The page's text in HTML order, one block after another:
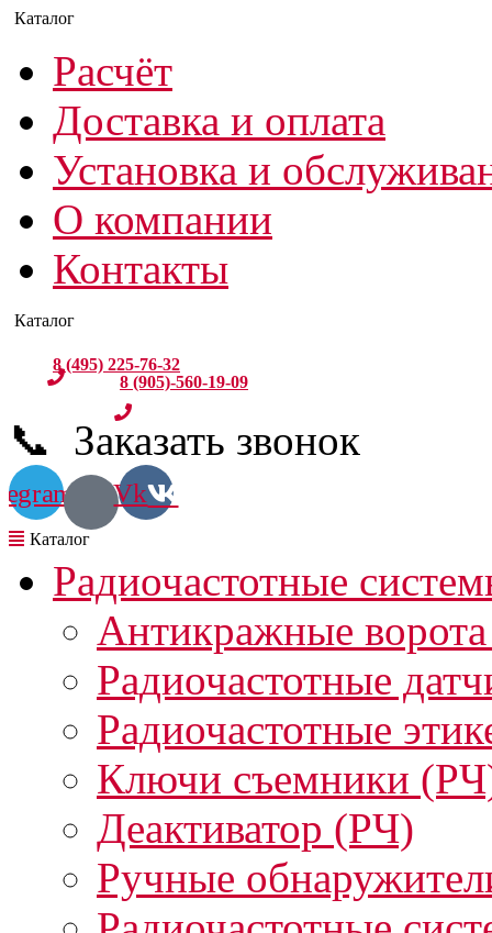
Расчёт
Доставка и оплата
Установка и
О компании
Контакты
8 (495) 225-76-32
8 (905)-560-19-09
📞 Заказать звонок
Vk
Радиочастотные
Антикражные
Радиочастотные
Радиочастотные
Ключи съемники
Деактиватор (РЧ)
Ручные